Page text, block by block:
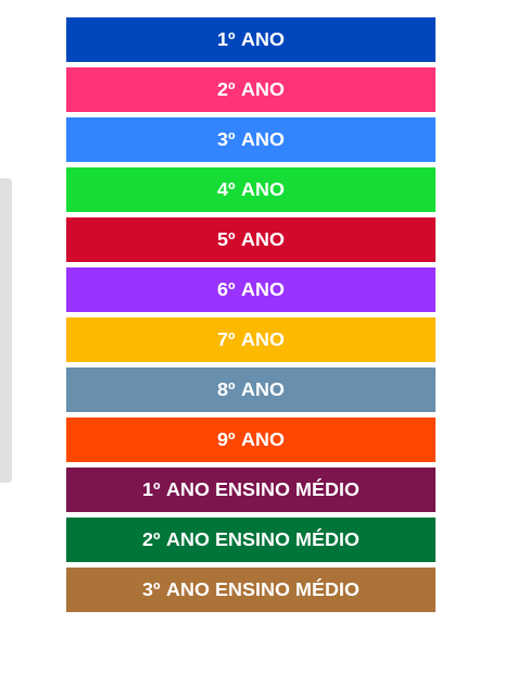
1º ANO
2º ANO
3º ANO
4º ANO
5º ANO
6º ANO
7º ANO
8º ANO
9º ANO
1º ANO ENSINO MÉDIO
2º ANO ENSINO MÉDIO
3º ANO ENSINO MÉDIO